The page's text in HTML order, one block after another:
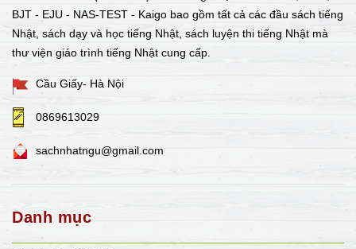
BJT - EJU - NAS-TEST - Kaigo bao gồm tất cả các đầu sách tiếng
Nhật, sách dạy và học tiếng Nhật, sách luyện thi tiếng Nhật mà
thư viện giáo trình tiếng Nhật cung cấp.
Cầu Giấy- Hà Nội
0869613029
sachnhatngu@gmail.com
Danh mục